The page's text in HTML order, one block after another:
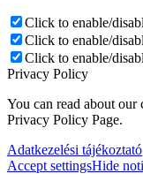
Click to enable/
Click to enable/
Click to enable/
Privacy Policy
You can read about
Privacy Policy Page.
Adatkezelési tájékoztató
Accept settingsHide